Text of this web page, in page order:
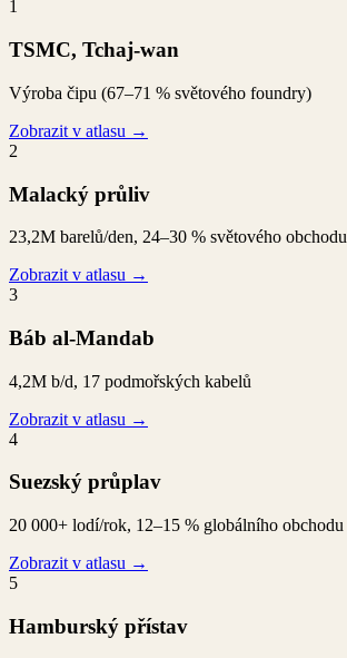
1
TSMC, Tchaj-wan
Výroba čipu (67–71 % světového foundry)
Zobrazit v atlasu →
2
Malacký průliv
23,2M barelů/den, 24–30 % světového obchodu
Zobrazit v atlasu →
3
Báb al-Mandab
4,2M b/d, 17 podmořských kabelů
Zobrazit v atlasu →
4
Suezský průplav
20 000+ lodí/rok, 12–15 % globálního obchodu
Zobrazit v atlasu →
5
Hamburský přístav